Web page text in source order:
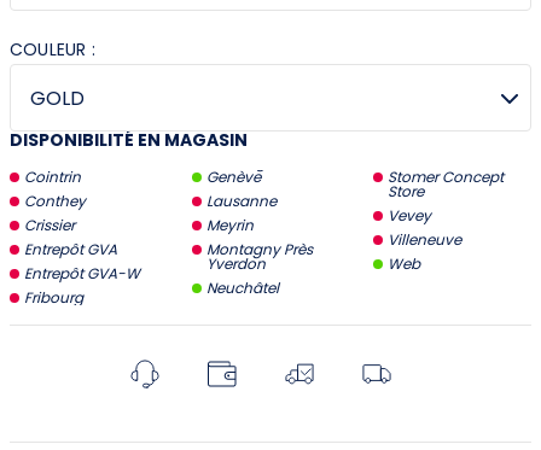
COULEUR :
DISPONIBILITÉ EN MAGASIN
Cointrin
Conthey
Crissier
Entrepôt GVA
Entrepôt GVA-W
Fribourg
Genève
Lausanne
Meyrin
Montagny Près
Yverdon
Neuchâtel
Stomer Concept
Store
Vevey
Villeneuve
Web